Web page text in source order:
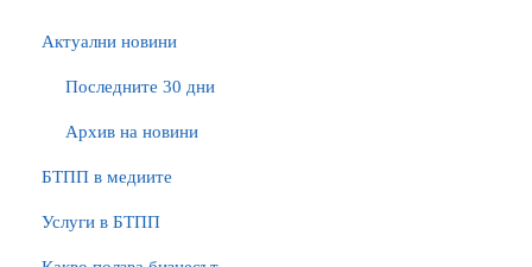
Актуални новини
Последните 30 дни
Архив на новини
БTПП в медиите
Услуги в БТПП